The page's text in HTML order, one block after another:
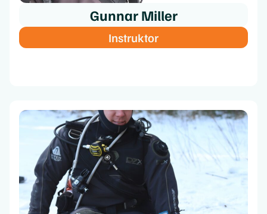
Gunnar Miller
Instruktor